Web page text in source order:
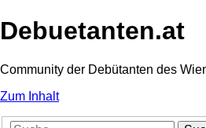
Debuetanten.at
Community der Debütanten des
Zum Inhalt